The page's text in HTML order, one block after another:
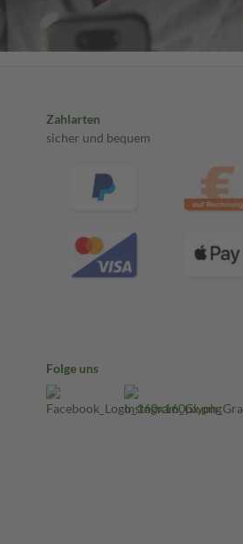
Zahlarten
sicher und bequem
Folge uns